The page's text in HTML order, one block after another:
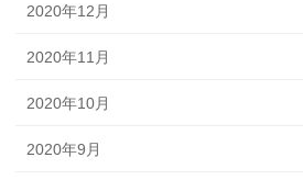
2020年12月
2020年11月
2020年10月
2020年9月